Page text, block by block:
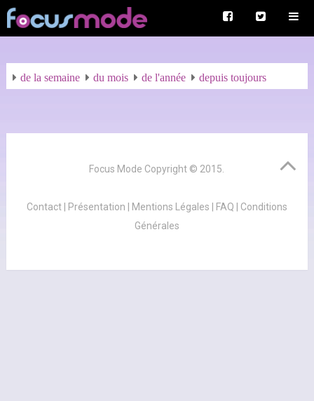
de la semaine du mois de l'année depuis toujours
Focus Mode Copyright © 2015.
Contact| Présentation Mentions Légales FAQ
Conditions
Générales